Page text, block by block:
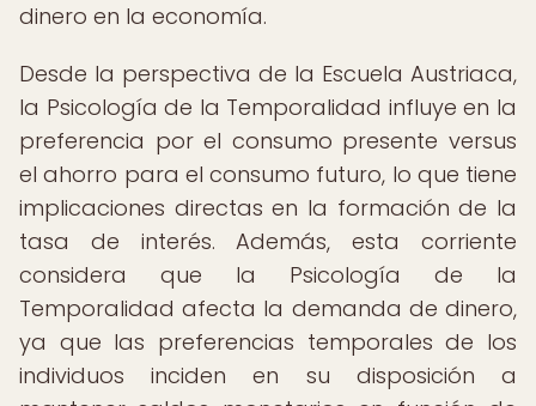
dinero en la economía.
Desde la perspectiva de la Escuela Austriaca,
la Psicología de la Temporalidad influye en la
preferencia por el consumo presente versus
el ahorro para el consumo futuro, lo que tiene
implicaciones directas en la formación de la
tasa de interés. Además, esta corriente
considera que la Psicología de la
Temporalidad afecta la demanda de dinero,
ya que las preferencias temporales de los
individuos inciden en su disposición a